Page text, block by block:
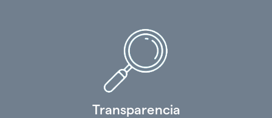
Transparencia